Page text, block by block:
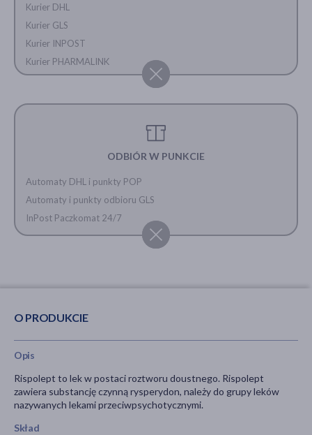
Kurier DHL
Kurier GLS
Kurier INPOST
Kurier PHARMALINK
ODBIÓR W PUNKCIE
Automaty DHL i punkty POP
Automaty i punkty odbioru GLS
InPost Paczkomat 24/7
O PRODUKCIE
Opis
Rispolept to lek w postaci roztworu doustnego. Rispolept
zawiera substancję czynną rysperydon, należy do grupy leków
nazywanych lekami przeciwpsychotycznymi.
Skład